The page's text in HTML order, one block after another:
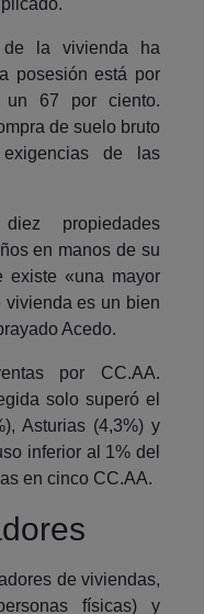
la vivienda ha
posesión está por
67 por ciento.
de suelo bruto
de las
propiedades
en manos de su
existe «una mayor
vivienda es un bien
Acedo.
por CC.AA.
solo superó el
Asturias (4,3%) y
inferior al 1% del
en cinco CC.AA.
de viviendas,
físicas) y